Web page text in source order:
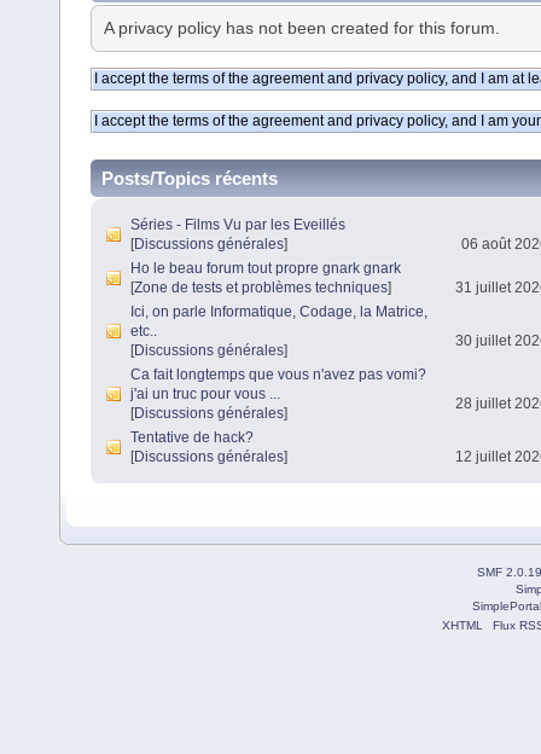
A privacy policy has not been created for this forum.
Posts/Topics récents
Séries - Films Vu par les Eveillés
[Discussions générales]
06 août
Ho le beau forum tout propre gnark gnark
[Zone de tests et problèmes techniques]
31 juillet
Ici, on parle Informatique, Codage, la Matrice,
etc..
[Discussions générales]
30 juillet
Ca fait longtemps que vous n'avez pas vomi?
j'ai un truc pour vous ...
[Discussions générales]
28 juillet
Tentative de hack?
[Discussions générales] 12 juillet
SMF 2.0.19
XHTML
Flux